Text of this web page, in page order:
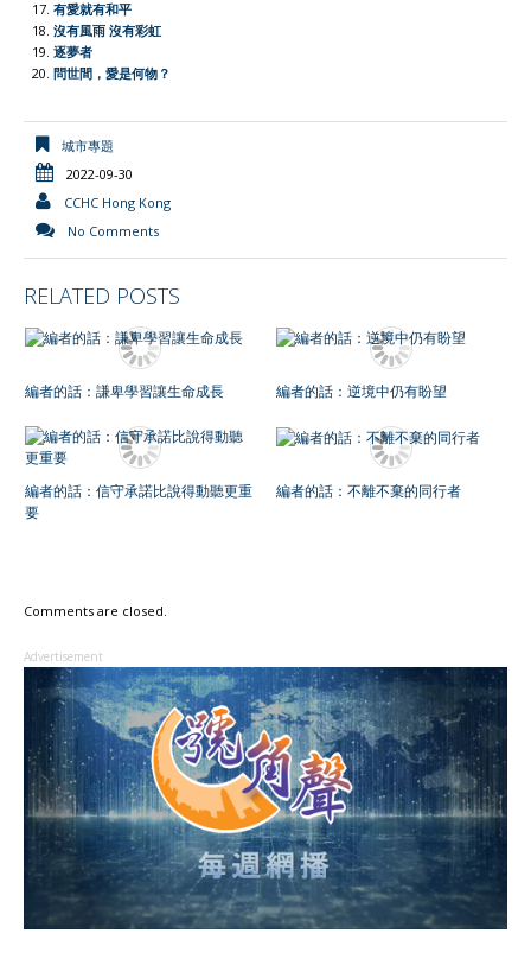
有愛就有和平
沒有風雨 沒有彩虹
逐夢者
問世間，愛是何物？
城市專題
2022-09-30
CCHC Hong Kong
No Comments
RELATED POSTS
編者的話：謙卑學習讓生命成長 編者的話：逆境中仍有盼望
編者的話：信守承諾比說得動聽更重
要
編者的話：不離不棄的同行者
Comments are closed.
Advertisement